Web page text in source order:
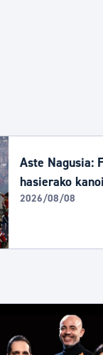
Aste Nagusia:
hasierako
2026/08/08